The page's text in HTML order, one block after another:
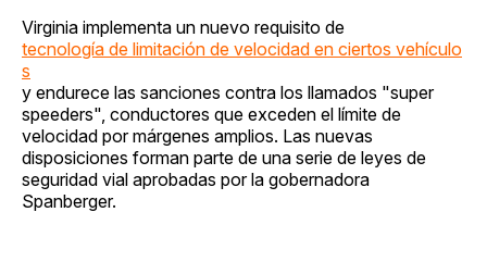
Virginia implementa un nuevo requisito de
tecnología de limitación de velocidad en ciertos vehículo
s
y endurece las sanciones contra los llamados "super
speeders", conductores que exceden el límite de
velocidad por márgenes amplios. Las nuevas
disposiciones forman parte de una serie de leyes de
seguridad vial aprobadas por la gobernadora
Spanberger.